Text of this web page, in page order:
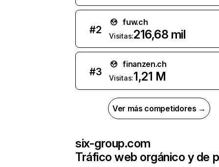
#2
fuw.ch
Visitas:216,68 mil
#3
finanzen.ch
Visitas:1,21 M
Ver más competidores →
six-group.com
Tráfico web orgánico y de